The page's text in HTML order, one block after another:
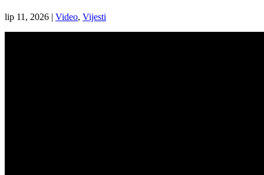
lip 11, 2026 | Video, Vijesti